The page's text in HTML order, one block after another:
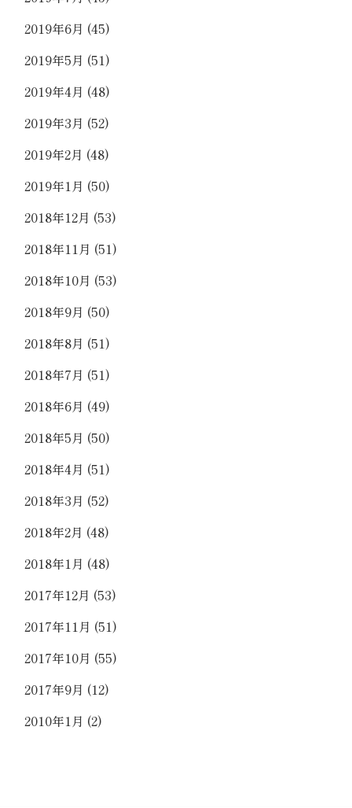
2019年6月 (45)
2019年5月 (51)
2019年4月 (48)
2019年3月 (52)
2019年2月 (48)
2019年1月 (50)
2018年12月 (53)
2018年11月 (51)
2018年10月 (53)
2018年9月 (50)
2018年8月 (51)
2018年7月 (51)
2018年6月 (49)
2018年5月 (50)
2018年4月 (51)
2018年3月 (52)
2018年2月 (48)
2018年1月 (48)
2017年12月 (53)
2017年11月 (51)
2017年10月 (55)
2017年9月 (12)
2010年1月 (2)